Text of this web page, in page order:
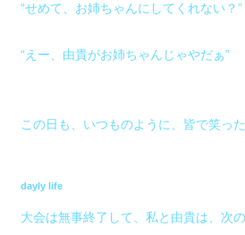
“せめて、お姉ちゃんにしてくれない？”
“えー、由貴がお姉ちゃんじゃやだぁ”
この日も、いつものように、皆で笑った
dayly life
大会は無事終了して、私と由貴は、次